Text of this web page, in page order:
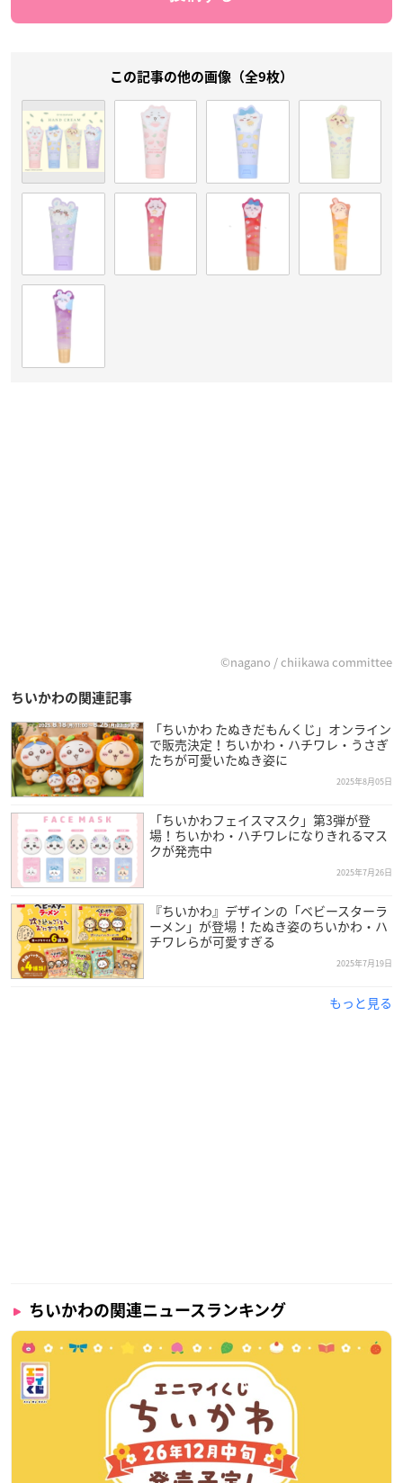
この記事の他の画像（全9枚）
©nagano / chiikawa committee
ちいかわの関連記事
「ちいかわ たぬきだもんくじ」オンライン
で販売決定！ちいかわ・ハチワレ・うさぎ
たちが可愛いたぬき姿に
2025年8月05日
「ちいかわフェイスマスク」第3弾が登
場！ちいかわ・ハチワレになりきれるマス
クが発売中
2025年7月26日
『ちいかわ』デザインの「ベビースターラ
ーメン」が登場！たぬき姿のちいかわ・ハ
チワレらが可愛すぎる
2025年7月19日
もっと見る
ちいかわの関連ニュースランキング